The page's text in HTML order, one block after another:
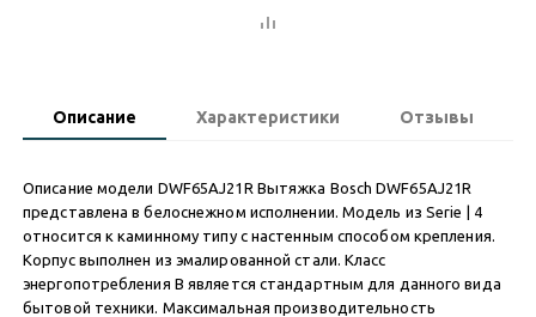
Описание Характеристики Отзывы
Описание модели DWF65AJ21R Вытяжка Bosch DWF65AJ21R
представлена в белоснежном исполнении. Модель из Serie | 4
относится к каминному типу с настенным способом крепления.
Корпус выполнен из эмалированной стали. Класс
энергопотребления B является стандартным для данного вида
бытовой техники. Максимальная производительность